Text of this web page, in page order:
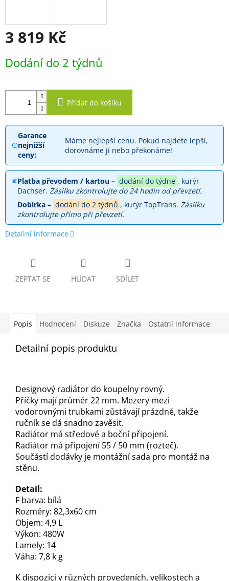
3 819 Kč
cena:
Dodání do 2 týdnů
Přidat do košíku
Garance
nejnižší
ceny:
Máme nejlepší cenu. Pokud najdete lepší,
dorovnáme ji nebo překonáme!
Platba převodem / kartou – dodání do týdne , kurýr
Dachser. Zásilku zkontrolujte do 24 hodin od převzetí.
Dobírka – dodání do 2 týdnů , kurýr TopTrans. Zásilku
zkontrolujte přímo při převzetí.
Detailní informace
ZEPTAT SE HLÍDAT SDÍLET
Popis Hodnocení Diskuze Značka Ostatní informace
Detailní popis produktu
Designový radiátor do koupelny rovný.
Příčky mají průměr 22 mm. Mezery mezi
vodorovnými trubkami zůstávají prázdné, takže
ručník se dá snadno zavěsit.
Radiátor má středové a boční připojení.
Radiátor má připojení 55 / 50 mm (rozteč).
Součástí dodávky je montážní sada pro montáž na
stěnu.
Detail:
F barva: bílá
Rozměry: 82,3x60 cm
Objem: 4,9 L
Výkon: 480W
Lamely: 14
Váha: 7,8 k g
K dispozici v různých provedeních, velikostech a